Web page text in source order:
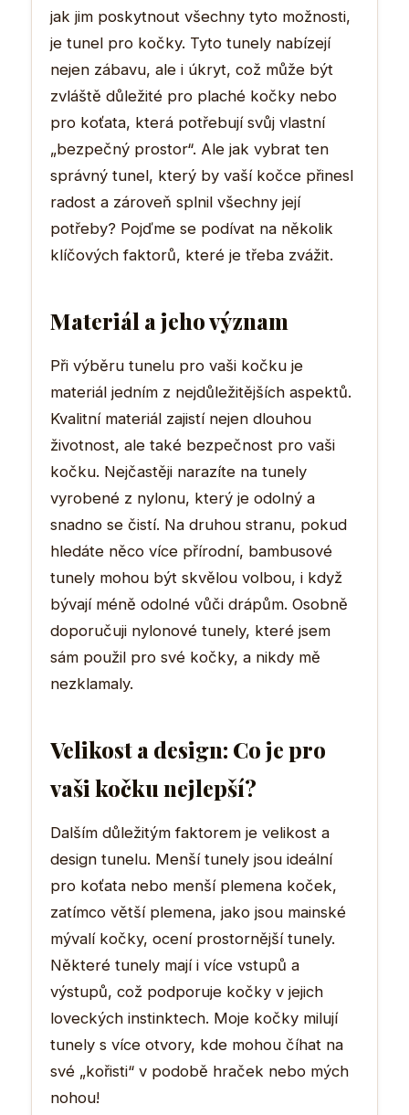
jak jim poskytnout všechny tyto možnosti,
je tunel pro kočky. Tyto tunely nabízejí
nejen zábavu, ale i úkryt, což může být
zvláště důležité pro plaché kočky nebo
pro koťata, která potřebují svůj vlastní
„bezpečný prostor“. Ale jak vybrat ten
správný tunel, který by vaší kočce přinesl
radost a zároveň splnil všechny její
potřeby? Pojďme se podívat na několik
klíčových faktorů, které je třeba zvážit.
Materiál a jeho význam
Při výběru tunelu pro vaši kočku je
materiál jedním z nejdůležitějších aspektů.
Kvalitní materiál zajistí nejen dlouhou
životnost, ale také bezpečnost pro vaši
kočku. Nejčastěji narazíte na tunely
vyrobené z nylonu, který je odolný a
snadno se čistí. Na druhou stranu, pokud
hledáte něco více přírodní, bambusové
tunely mohou být skvělou volbou, i když
bývají méně odolné vůči drápům. Osobně
doporučuji nylonové tunely, které jsem
sám použil pro své kočky, a nikdy mě
nezklamaly.
Velikost a design: Co je pro
vaši kočku nejlepší?
Dalším důležitým faktorem je velikost a
design tunelu. Menší tunely jsou ideální
pro koťata nebo menší plemena koček,
zatímco větší plemena, jako jsou mainské
mývalí kočky, ocení prostornější tunely.
Některé tunely mají i více vstupů a
výstupů, což podporuje kočky v jejich
loveckých instinktech. Moje kočky milují
tunely s více otvory, kde mohou číhat na
své „kořisti“ v podobě hraček nebo mých
nohou!